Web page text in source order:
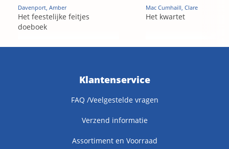
Davenport, Amber
Het feestelijke feitjes
doeboek
Mac Cumhaill, Clare
Het kwartet
Klantenservice
FAQ /Veelgestelde vragen
Verzend informatie
Assortiment en Voorraad